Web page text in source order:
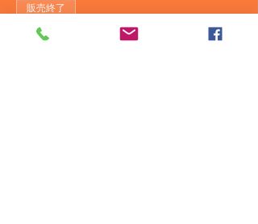
販売終了
チケットの種類